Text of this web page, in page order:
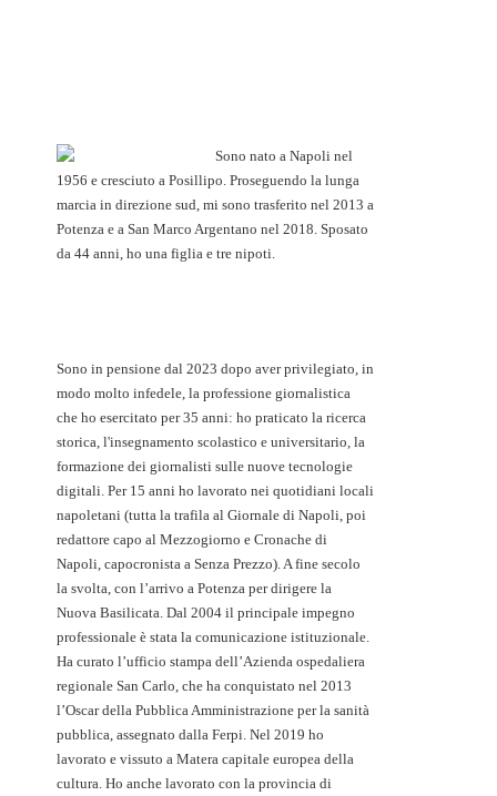
Sono nato a Napoli nel
1956 e cresciuto a Posillipo. Proseguendo la lunga
marcia in direzione sud, mi sono trasferito nel 2013 a
Potenza e a San Marco Argentano nel 2018. Sposato
da 44 anni, ho una figlia e tre nipoti.
Sono in pensione dal 2023 dopo aver privilegiato, in
modo molto infedele, la professione giornalistica
che ho esercitato per 35 anni: ho praticato la ricerca
storica, l'insegnamento scolastico e universitario, la
formazione dei giornalisti sulle nuove tecnologie
digitali. Per 15 anni ho lavorato nei quotidiani locali
napoletani (tutta la trafila al Giornale di Napoli, poi
redattore capo al Mezzogiorno e Cronache di
Napoli, capocronista a Senza Prezzo). A fine secolo
la svolta, con l’arrivo a Potenza per dirigere la
Nuova Basilicata. Dal 2004 il principale impegno
professionale è stata la comunicazione istituzionale.
Ha curato l’ufficio stampa dell’Azienda ospedaliera
regionale San Carlo, che ha conquistato nel 2013
l’Oscar della Pubblica Amministrazione per la sanità
pubblica, assegnato dalla Ferpi. Nel 2019 ho
lavorato e vissuto a Matera capitale europea della
cultura. Ho anche lavorato con la provincia di